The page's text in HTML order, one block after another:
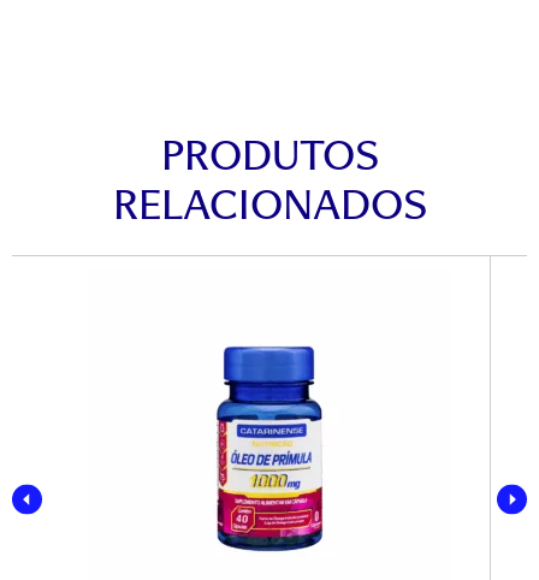
PRODUTOS
RELACIONADOS